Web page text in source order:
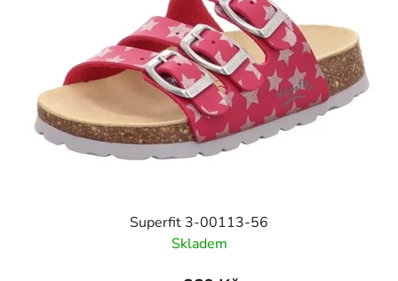
Superfit 3-00113-56
Skladem